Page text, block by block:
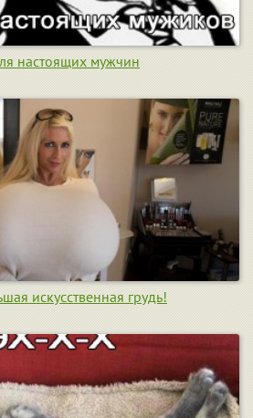
настоящих мужчин
искусственная грудь!